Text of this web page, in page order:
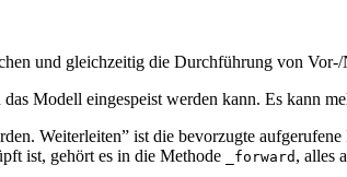
und gleichzeitig die Durchführung von
Modell eingespeist werden kann. Es kann
Weiterleiten” ist die bevorzugte
ist, gehört es in die Methode
_forward , alles